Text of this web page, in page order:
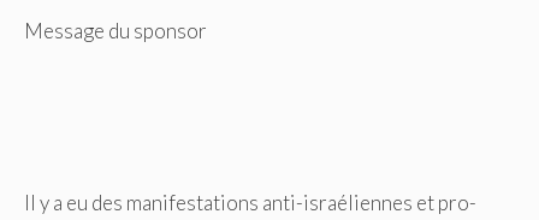
Message du sponsor
Il y a eu des manifestations anti-israéliennes et pro-